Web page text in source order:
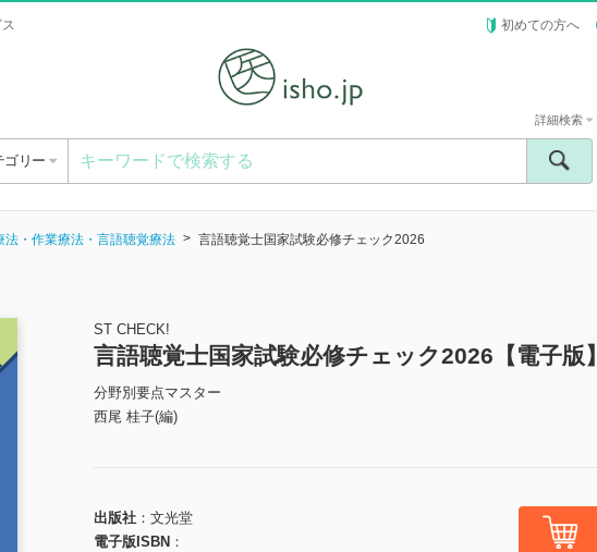
初めての方へ
ゴリー
詳細検索
法・作業療法・言語聴覚療法 言語聴覚士国家試験必修チェック2026
ST CHECK!
言語聴覚士国家試験必修チェック2026【電子版】
分野別要点マスター
西尾 桂子(編)
出版社
文光堂
電子版ISBN